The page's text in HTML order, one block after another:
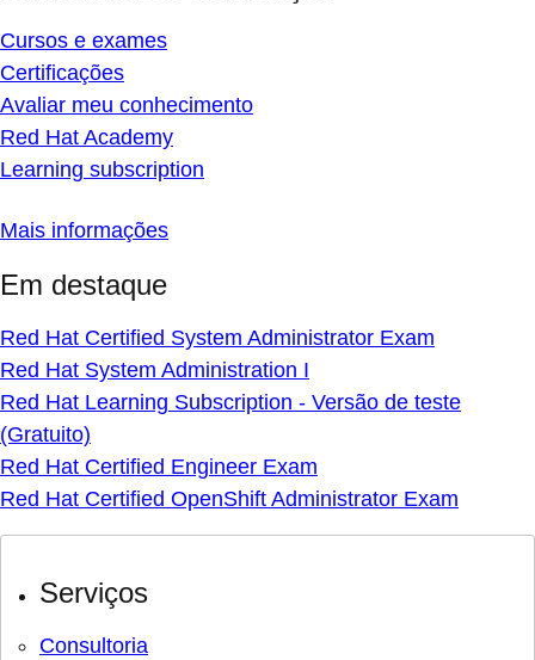
Cursos e exames
Certificações
Avaliar meu conhecimento
Red Hat Academy
Learning subscription
Mais informações
Em destaque
Red Hat Certified System Administrator Exam
Red Hat System Administration I
Red Hat Learning Subscription - Versão de teste
(Gratuito)
Red Hat Certified Engineer Exam
Red Hat Certified OpenShift Administrator Exam
Serviços
Consultoria